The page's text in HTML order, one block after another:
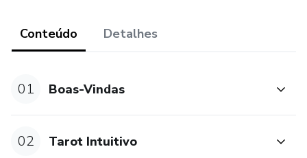
Conteúdo Detalhes
01 Boas-Vindas
02 Tarot Intuitivo